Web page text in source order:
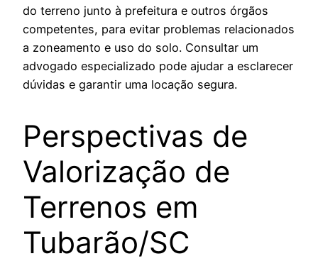
do terreno junto à prefeitura e outros órgãos
competentes, para evitar problemas relacionados
a zoneamento e uso do solo. Consultar um
advogado especializado pode ajudar a esclarecer
dúvidas e garantir uma locação segura.
Perspectivas de
Valorização de
Terrenos em
Tubarão/SC